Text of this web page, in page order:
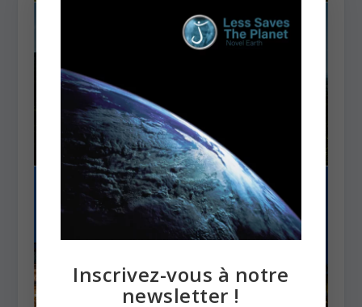
Inscrivez-vous à notre
newsletter !